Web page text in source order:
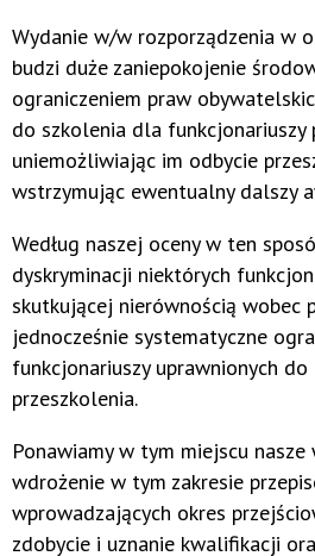
Wydanie w/w rozporządzenia w
budzi duże zaniepokojenie
ograniczeniem praw
do szkolenia dla funkcjonariuszy
uniemożliwiając im odbycie
wstrzymując ewentualny dalszy
Według naszej oceny w ten
dyskryminacji niektórych
skutkującej nierównością wobec
jednocześnie systematyczne
funkcjonariuszy uprawnionych
przeszkolenia.
Ponawiamy w tym miejscu
wdrożenie w tym zakresie
wprowadzających okres
zdobycie i uznanie kwalifikacji